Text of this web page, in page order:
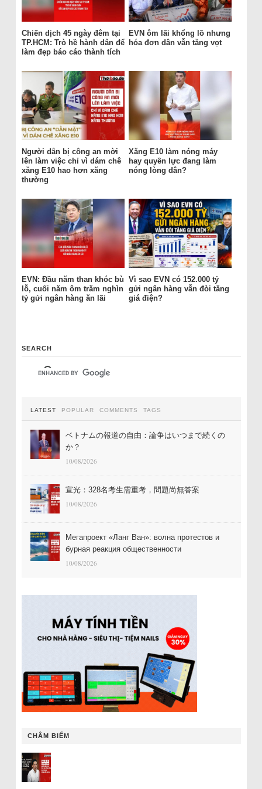
Chiến dịch 45 ngày đêm tại
TP.HCM: Trò hề hành dân để
làm đẹp báo cáo thành tích
EVN ôm lãi khổng lồ nhưng
hóa đơn dân vẫn tăng vọt
Người dân bị công an mời
lên làm việc chỉ vì dám chê
xăng E10 hao hơn xăng
thường
Xăng E10 làm nóng máy
hay quyền lực đang làm
nóng lòng dân?
EVN: Đầu năm than khóc bù
lỗ, cuối năm ôm trăm nghìn
tỷ gửi ngân hàng ăn lãi
Vì sao EVN có 152.000 tỷ
gửi ngân hàng vẫn đòi tăng
giá điện?
SEARCH
LATEST POPULAR COMMENTS TAGS
ベトナムの報道の自由：論争はいつまで続くの
か？
10/08/2026
宣光：328名考生需重考，問題尚無答案
10/08/2026
Мегапроект «Ланг Ван»: волна протестов и
бурная реакция общественности
10/08/2026
CHÂM BIẾM